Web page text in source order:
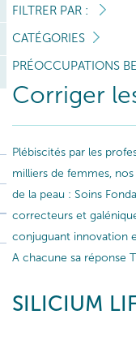
FILTRER PAR :
CATÉGORIES
PRÉOCCUPATIONS
Corriger
Plébiscités par les
milliers de femmes,
de la peau : Soins
correcteurs et
conjuguant innovation
A chacune sa réponse
SILICIUM